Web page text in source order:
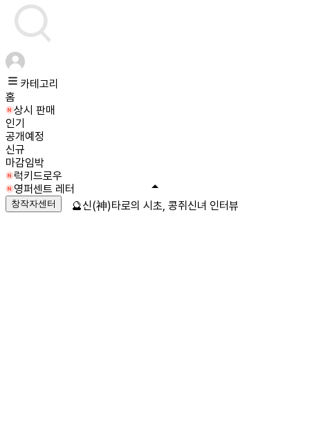
카테고리
홈
상시 판매
인기
공개예정
신규
마감임박
럭키드로우
영퍼센트 레터
창작자센터 🔮신(神)타로의 시초, 콩쥐신녀 인터뷰